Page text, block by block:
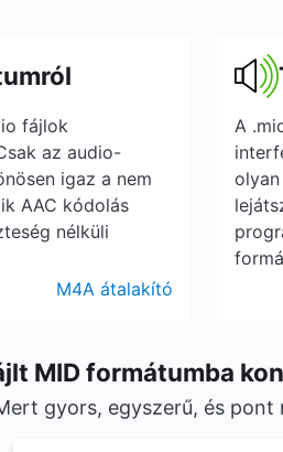
fájlok
az audio-
igaz a nem
AAC kódolás
nélküli
M4A átalakító
A
MID formátumba
gyors, egyszerű, és pont